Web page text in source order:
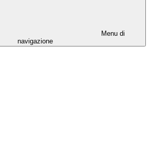
Menu di
navigazione